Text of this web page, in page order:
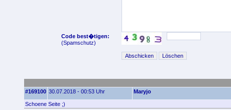
Code best�tigen:
(Spamschutz)
#169100 30.07.2018 - 00:53 Uhr Maryjo
Schoene Seite ;)